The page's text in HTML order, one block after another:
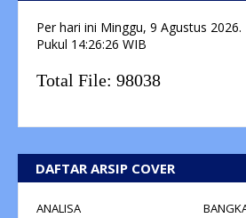
Per hari ini Minggu, 9 Agustus 2026.
Pukul 14:26:27 WIB
Total File: 98038
DAFTAR ARSIP COVER
ANALISA